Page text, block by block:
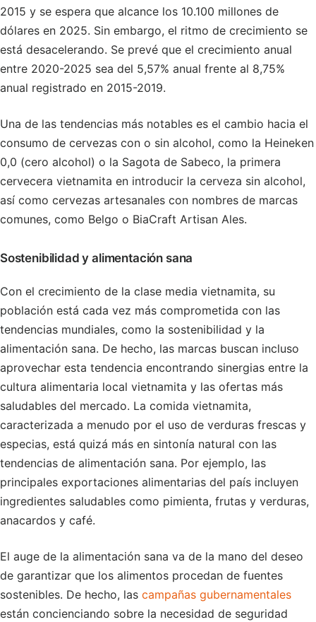
2015 y se espera que alcance los 10.100 millones de
dólares en 2025. Sin embargo, el ritmo de crecimiento se
está desacelerando. Se prevé que el crecimiento anual
entre 2020-2025 sea del 5,57% anual frente al 8,75%
anual registrado en 2015-2019.
Una de las tendencias más notables es el cambio hacia el
consumo de cervezas con o sin alcohol, como la Heineken
0,0 (cero alcohol) o la Sagota de Sabeco, la primera
cervecera vietnamita en introducir la cerveza sin alcohol,
así como cervezas artesanales con nombres de marcas
comunes, como Belgo o BiaCraft Artisan Ales.
Sostenibilidad y alimentación sana
Con el crecimiento de la clase media vietnamita, su
población está cada vez más comprometida con las
tendencias mundiales, como la sostenibilidad y la
alimentación sana. De hecho, las marcas buscan incluso
aprovechar esta tendencia encontrando sinergias entre la
cultura alimentaria local vietnamita y las ofertas más
saludables del mercado. La comida vietnamita,
caracterizada a menudo por el uso de verduras frescas y
especias, está quizá más en sintonía natural con las
tendencias de alimentación sana. Por ejemplo, las
principales exportaciones alimentarias del país incluyen
ingredientes saludables como pimienta, frutas y verduras,
anacardos y café.
El auge de la alimentación sana va de la mano del deseo
de garantizar que los alimentos procedan de fuentes
sostenibles. De hecho, las campañas gubernamentales
están concienciando sobre la necesidad de seguridad